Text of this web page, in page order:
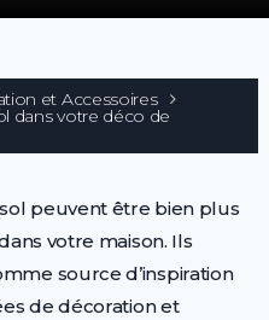
et Accessoires
dans votre déco de
peuvent être bien plus
votre maison. Ils
source d’inspiration
de décoration et